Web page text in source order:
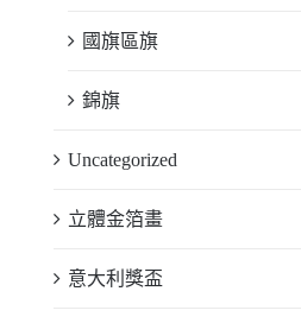
國旗區旗
錦旗
Uncategorized
立體金箔畫
意大利獎盃